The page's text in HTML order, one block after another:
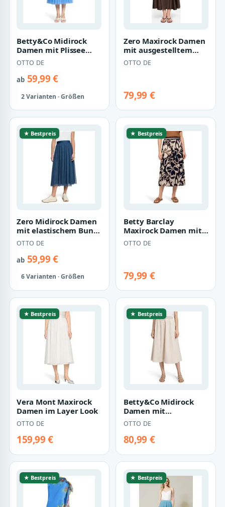
Betty&Co Midirock
Damen mit Plissee
Plissee
OTTO DE
ab59,99 €
2 Varianten · Größen
Zero Maxirock Damen
mit ausgestelltem
Rock Material
OTTO DE
79,99 €
★ Bestpreis
Zero Midirock Damen
mit elastischem Bund
Material
OTTO DE
ab59,99 €
6 Varianten · Größen
★ Bestpreis
Betty Barclay
Maxirock Damen mit
elastischem Bund
OTTO DE
79,99 €
★ Bestpreis
Vera Mont Maxirock
Damen im Layer Look
OTTO DE
159,99 €
★ Bestpreis
Betty&Co Midirock
Damen mit
elastischem Bund
OTTO DE
80,99 €
★ Bestpreis ★ Bestpreis